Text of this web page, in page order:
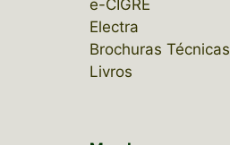
e-CIGRE
Electra
Brochuras Técnicas
Livros